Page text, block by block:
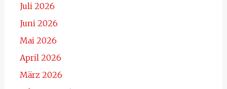
Juli 2026
Juni 2026
Mai 2026
April 2026
März 2026